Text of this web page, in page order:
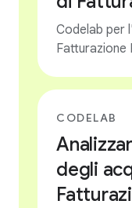
Codelab per
Fatturazione
CODELAB
degli